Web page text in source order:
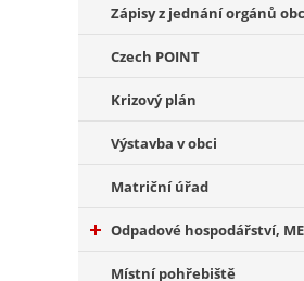
Zápisy z jednání orgánů
Czech POINT
Krizový plán
Výstavba v obci
Matriční úřad
Odpadové hospodářství,
Místní pohřebiště